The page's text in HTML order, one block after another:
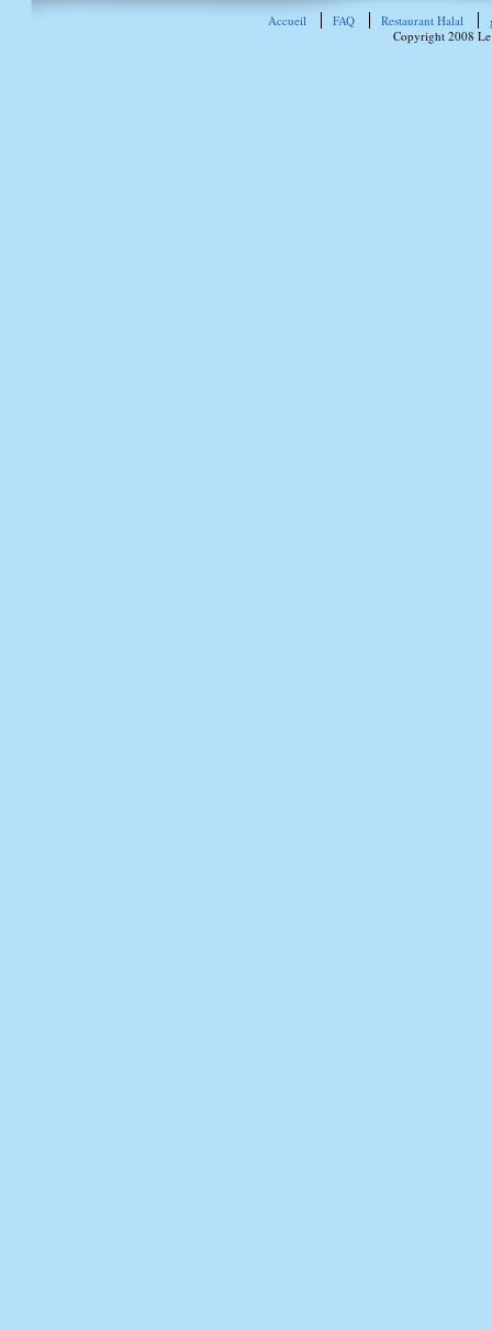
Accueil FAQ Restaurant Halal
Copyright 2008